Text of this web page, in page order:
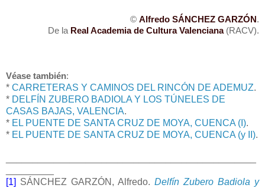
© Alfredo SÁNCHEZ GARZÓN .
De la Real Academia de Cultura Valenciana(RACV).
Véase también:
* CARRETERAS Y CAMINOS DEL RINCÓN DE ADEMUZ.
* DELFÍN ZUBERO BADIOLA Y LOS TÚNELES DE
CASAS BAJAS, VALENCIA.
* EL PUENTE DE SANTA CRUZ DE MOYA, CUENCA (I).
* EL PUENTE DE SANTA CRUZ DE MOYA, CUENCA (y II).
[1] SÁNCHEZ GARZÓN, Alfredo. Delfín Zubero Badiola y